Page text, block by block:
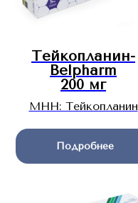
Тейкопланин-
Belpharm
200 мг
МНН: Тейкопланин
Подробнее